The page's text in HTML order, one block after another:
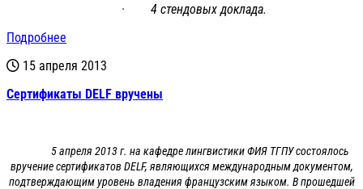
· 4 стендовых доклада.
Подробнее
15 апреля 2013
Сертификаты DELF вручены
5 апреля 2013 г. на кафедре лингвистики ФИЯ ТГПУ состоялось
вручение сертификатов DELF, являющихся международным документом,
подтверждающим уровень владения французским языком. В прошедшей